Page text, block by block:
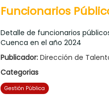
Funcionarios
Detalle de funcionarios
Cuenca en el año 2024
Publicador: Dirección de
Categorias
Gestión Pública